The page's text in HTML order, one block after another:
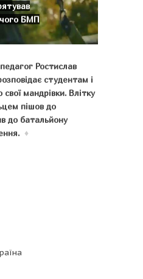
БМП
Ростислав
студентам і
мандрівки. Влітку
пішов до
до батальйону
♦